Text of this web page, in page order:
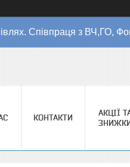
Співпраця з ВЧ,ГО,
КОНТАКТИ
АКЦІЇ